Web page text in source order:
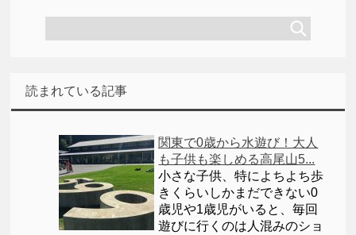
読まれている記事
関東で0歳から水遊び！大人
も子供も楽しめる高尾山5...
小さな子供、特によちよち歩
きくらいしかまだできない0
歳児や1歳児がいると、毎回
遊びに行くのは人混みのショ